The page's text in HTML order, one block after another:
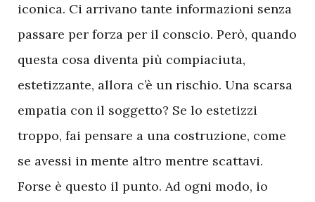
iconica. Ci arrivano tante informazioni senza
passare per forza per il conscio. Però, quando
questa cosa diventa più compiaciuta,
estetizzante, allora c’è un rischio. Una scarsa
empatia con il soggetto? Se lo estetizzi
troppo, fai pensare a una costruzione, come
se avessi in mente altro mentre scattavi.
Forse è questo il punto. Ad ogni modo, io